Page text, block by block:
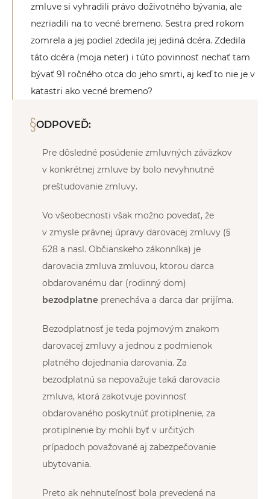
zmluve si vyhradili právo doživotného bývania, ale
nezriadili na to vecné bremeno. Sestra pred rokom
zomrela a jej podiel zdedila jej jediná dcéra. Zdedila
táto dcéra (moja neter) i túto povinnosť nechať tam
bývať 91 ročného otca do jeho smrti, aj keď to nie je v
katastri ako vecné bremeno?
ODPOVEĎ:
Pre dôsledné posúdenie zmluvných záväzkov
v konkrétnej zmluve by bolo nevyhnutné
preštudovanie zmluvy.
Vo všeobecnosti však možno povedať, že
v zmysle právnej úpravy darovacej zmluvy (§
628 a nasl. Občianskeho zákonníka) je
darovacia zmluva zmluvou, ktorou darca
obdarovanému dar (rodinný dom)
bezodplatne prenecháva a darca dar prijíma.
Bezodplatnosť je teda pojmovým znakom
darovacej zmluvy a jednou z podmienok
platného dojednania darovania. Za
bezodplatnú sa nepovažuje taká darovacia
zmluva, ktorá zakotvuje povinnosť
obdarovaného poskytnúť protiplnenie, za
protiplnenie by mohli byť v určitých
prípadoch považované aj zabezpečovanie
ubytovania.
Preto ak nehnuteľnosť bola prevedená na